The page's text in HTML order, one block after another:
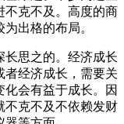
不克不及。高度的商
出格的布局。
思之的。经济成长
者经济成长，需要关
会有益于成长。因
不克不及不依赖发财